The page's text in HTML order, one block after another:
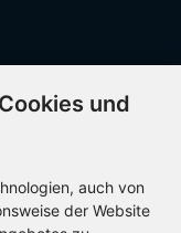
und
auch von
der Website